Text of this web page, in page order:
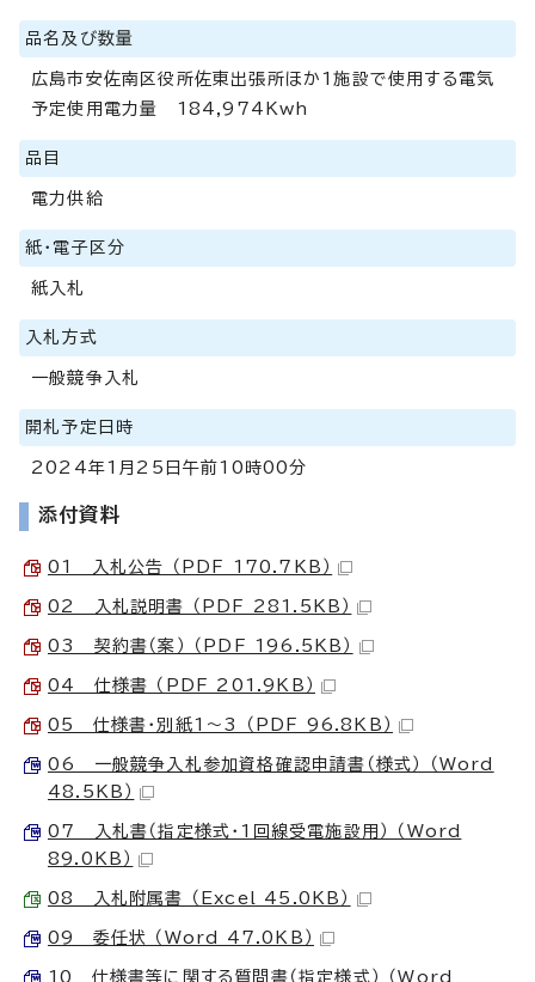
品名及び数量
広島市安佐南区役所佐東出張所ほか1施設で使用する電気
予定使用電力量 184,974Kwh
品目
電力供給
紙・電子区分
紙入札
入札方式
一般競争入札
開札予定日時
2024年1月25日午前10時00分
添付資料
01 入札公告 （PDF 170.7KB）
02 入札説明書 （PDF 281.5KB）
03 契約書（案） （PDF 196.5KB）
04 仕様書 （PDF 201.9KB）
05 仕様書・別紙1～3 （PDF 96.8KB）
06 一般競争入札参加資格確認申請書（様式） （Word
48.5KB）
07 入札書（指定様式・1回線受電施設用） （Word
89.0KB）
08 入札附属書 （Excel 45.0KB）
09 委任状 （Word 47.0KB）
10 仕様書等に関する質問書（指定様式） （Word